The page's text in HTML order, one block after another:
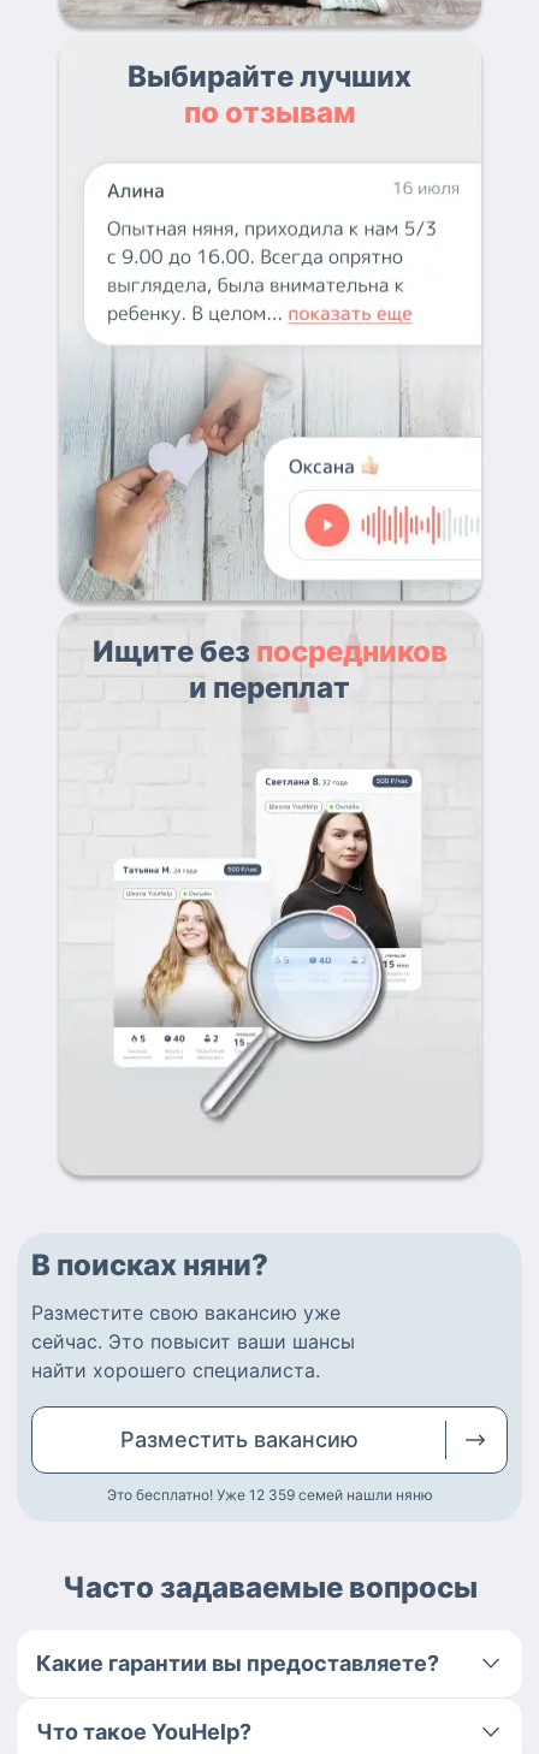
Выбирайте лучших
по отзывам
Ищите без посредников
и переплат
В поисках няни?
Разместите свою вакансию уже
сейчас. Это повысит ваши шансы
найти хорошего специалиста.
Разместить вакансию
Это бесплатно! Уже 12 359 семей нашли няню
Часто задаваемые вопросы
Какие гарантии вы предоставляете?
Что такое YouHelp?